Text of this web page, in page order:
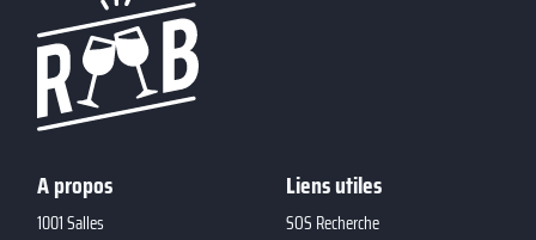
A propos
1001 Salles
Liens utiles
SOS Recherche